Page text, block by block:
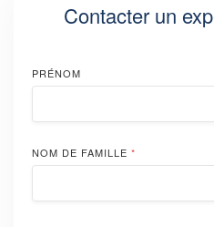
Contacter un
PRÉNOM
NOM DE FAMILLE *